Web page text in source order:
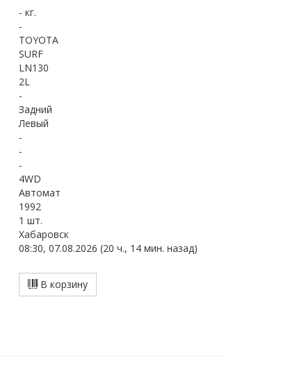
- кг.
-
TOYOTA
SURF
LN130
2L
-
Задний
Левый
-
-
-
4WD
Автомат
1992
1 шт.
Хабаровск
08:30, 07.08.2026 (20 ч., 14 мин. назад)
В корзину